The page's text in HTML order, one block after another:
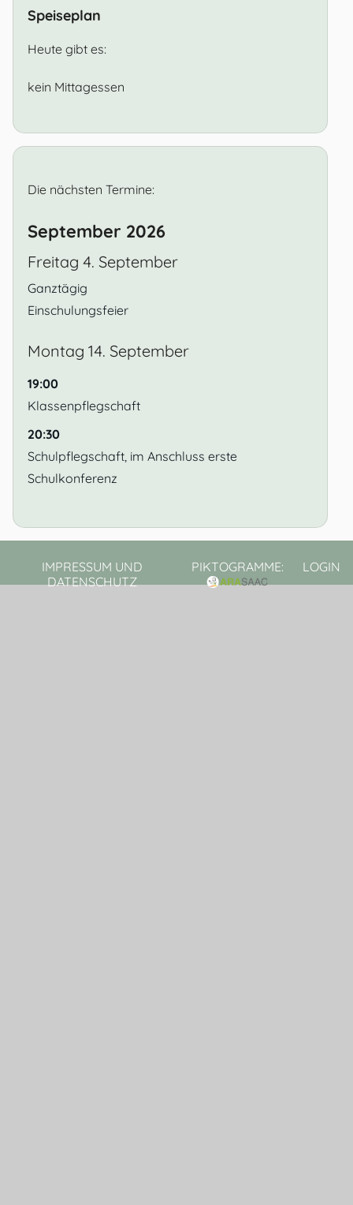
Speiseplan
Heute gibt es:
kein Mittagessen
Die nächsten Termine:
September 2026
Freitag 4. September
Ganztägig
Einschulungsfeier
Montag 14. September
19:00
Klassenpflegschaft
20:30
Schulpflegschaft, im Anschluss erste
Schulkonferenz
IMPRESSUM UND
DATENSCHUTZ
PIKTOGRAMME: LOGIN